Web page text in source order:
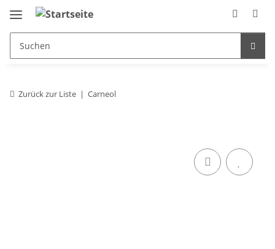
Zurück zur Liste Carneol